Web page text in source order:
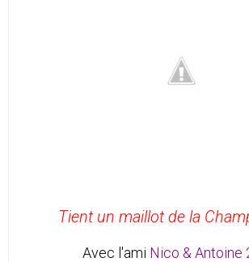
Tient un maillot de la
Avec l'ami Nico & Antoine